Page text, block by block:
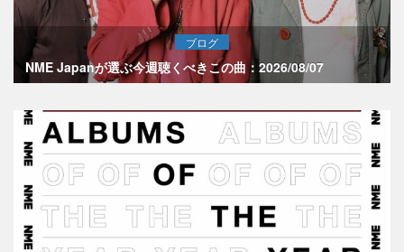
ブログ
NME Japanが選ぶ今週聴くべきこの曲：2026/08/07